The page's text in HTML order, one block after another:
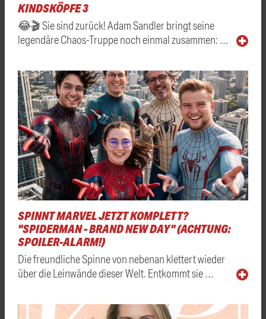
KINDSKÖPFE 3
😂🎬 Sie sind zurück! Adam Sandler bringt seine
legendäre Chaos-Truppe noch einmal zusammen: …
SPINNT MARVEL JETZT KOMPLETT?
"SPIDERMAN - BRAND NEW DAY" (ACHTUNG:
SPOILER-ALARM!)
Die freundliche Spinne von nebenan klettert wieder
über die Leinwände dieser Welt. Entkommt sie …